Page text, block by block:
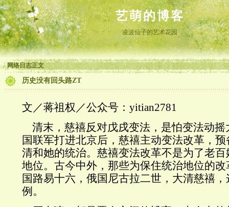
艺萌的博客
凌波仙子的艺术花园
网络日志正文
历史没有回头路ZT
文／蒋祖权／公众号：yitian2781
清末，慈禧反对戊戌变法，是怕变法动摇
国联军打进北京后，慈禧主动变法改革，
清和她的统治。慈禧变法改革不是为了老
地位。古今中外，那些为保住统治地位的
国路易十六，俄国尼古拉二世，大清慈禧
例。